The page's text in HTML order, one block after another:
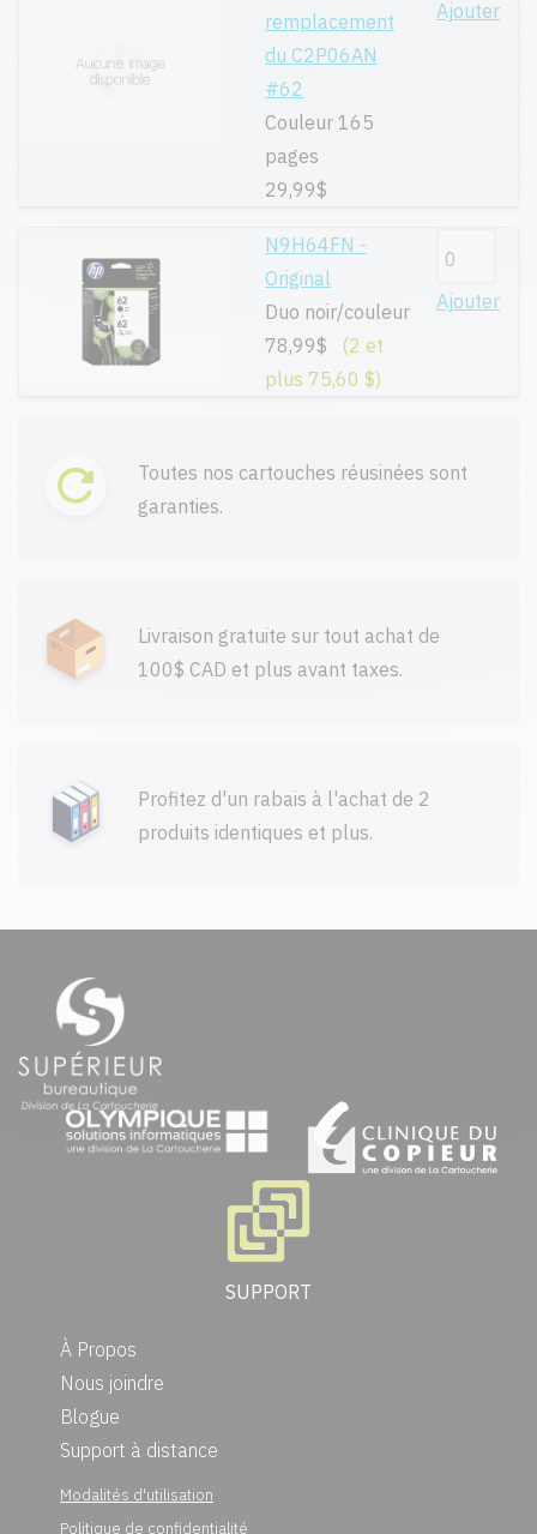
remplacement
du C2P06AN
#62
Couleur 165
pages
29,99$
Ajouter
N9H64FN -
Original
Duo noir/couleur
78,99$
(2 et
plus 75,60 $)
Ajouter
Toutes nos cartouches réusinées sont
garanties.
Livraison gratuite sur tout achat de
100$ CAD et plus avant taxes.
Profitez d'un rabais à l'achat de 2
produits identiques et plus.
SUPPORT
À Propos
Nous joindre
Blogue
Support à distance
Modalités d'utilisation
Politique de confidentialité